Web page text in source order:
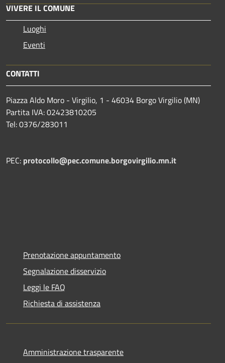
VIVERE IL COMUNE
Luoghi
Eventi
CONTATTI
Piazza Aldo Moro - Virgilio, 1 - 46034 Borgo Virgilio (MN)
Partita IVA: 02423810205
Tel: 0376/283011
PEC: protocollo@pec.comune.borgovirgilio.mn.it
Prenotazione appuntamento
Segnalazione disservizio
Leggi le FAQ
Richiesta di assistenza
Amministrazione trasparente